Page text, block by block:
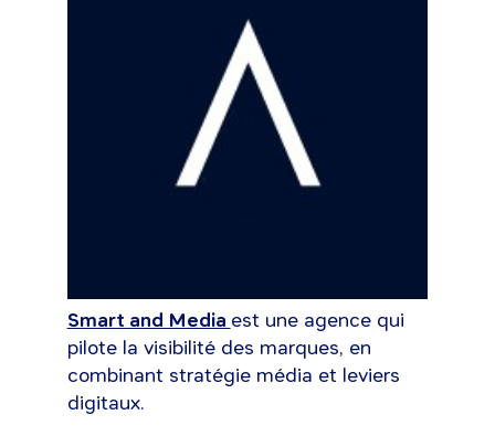
Smart and Media est une agence qui
pilote la visibilité des marques, en
combinant stratégie média et leviers
digitaux.